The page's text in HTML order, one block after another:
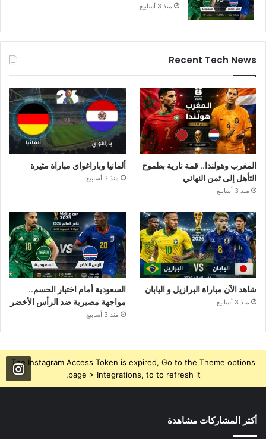
منذ 3 أسابيع
Recent Tech News
المغرب وهولندا.. قمة نارية بطموح
التأهل إلى ثمن النهائي
منذ 3 أسابيع
ألمانيا وباراغواي مباراة مثيرة
منذ 3 أسابيع
شاهد الآن مباراة البرازيل و اليابان
منذ 3 أسابيع
السعودية أمام اختبار الحسم..
مواجهة مصيرية ضد الرأس الأخضر
منذ 3 أسابيع
The Instagram Access Token is expired, Go to the Theme options
page > Integrations, to to refresh it.
أكثر المشاركات مشاهدة